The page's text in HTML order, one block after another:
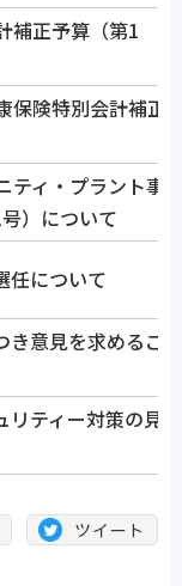
補正予算（第1
険特別会計補正
ィ・プラント事
）について
任について
意見を求めるこ
ティー対策の見